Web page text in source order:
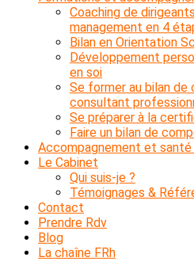
Coaching de
management en 4
Bilan en Orientation
Développement
en soi
Se former au bilan
consultant
Se préparer à la
Faire un bilan de
Accompagnement et santé
Le Cabinet
Qui suis-je ?
Témoignages &
Contact
Prendre Rdv
Blog
La chaîne FRh